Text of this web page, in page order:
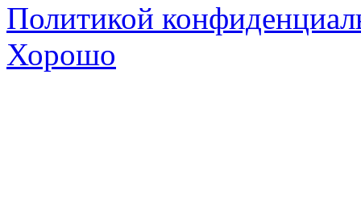
Политикой
Хорошо